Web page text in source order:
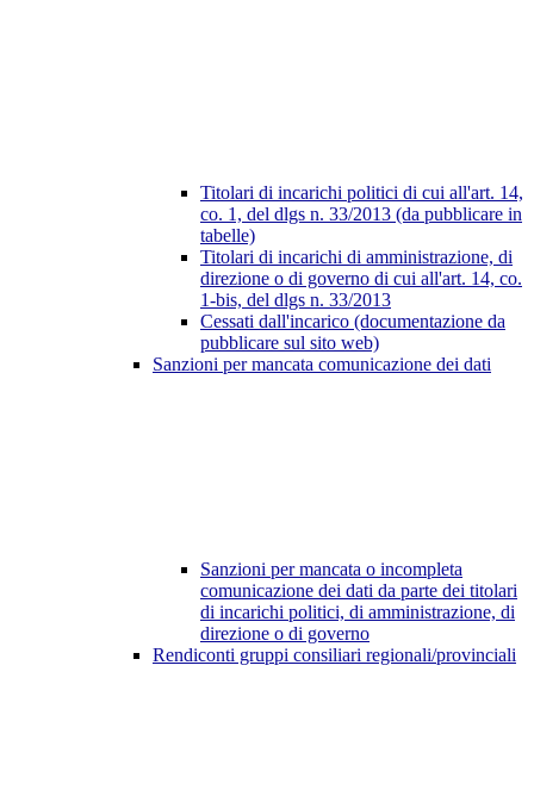
Titolari di incarichi politici di cui all'art. 14,
co. 1, del dlgs n. 33/2013 (da pubblicare in
tabelle)
Titolari di incarichi di amministrazione, di
direzione o di governo di cui all'art. 14, co.
1-bis, del dlgs n. 33/2013
Cessati dall'incarico (documentazione da
pubblicare sul sito web)
Sanzioni per mancata comunicazione dei dati
Sanzioni per mancata o incompleta
comunicazione dei dati da parte dei titolari
di incarichi politici, di amministrazione, di
direzione o di governo
Rendiconti gruppi consiliari regionali/provinciali